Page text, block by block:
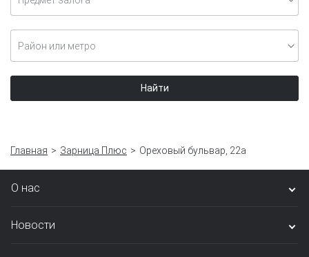
Район или метро
Найти
Главная Зарница Плюс Ореховый бульвар, 22а
О нас
Новости